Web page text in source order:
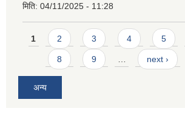
मिति: 04/11/2025 - 11:28
Pages
1 2 3 4 5
8 9 … next ›
अन्य